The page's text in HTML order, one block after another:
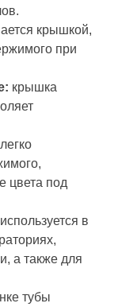
крышкой,
при
крышка
легко
цвета под
используется в
а также для
тубы